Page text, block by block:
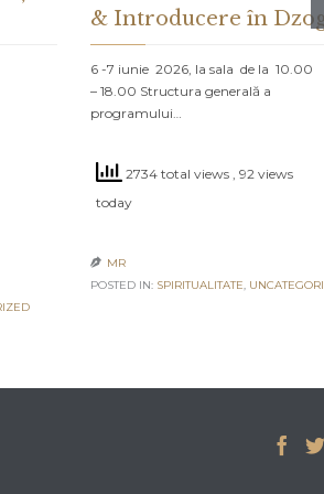
& Introducere în
6 -7 iunie 2026, la sala de la 10.00
– 18.00 Structura generală a
programului…
2734 total views , 92 views
today
 MR
POSTED IN: SPIRITUALITATE,
 